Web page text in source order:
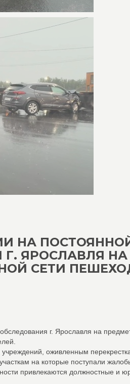
НА
ЯРОСЛАВЛЯ
СЕТИ
г. Ярославля на
оживленным
на которые поступали
привлекаются должностные и